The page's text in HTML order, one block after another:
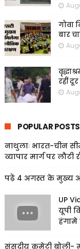
गोवा
बार
रहीं
POPULAR POSTS
नाथुलाः भारत-चीन
व्यापार मार्ग पर लौटी
पढ़ें 4 अगस्त के मुख्य
UP
यूपी
संसदीय कमेटी बोली-